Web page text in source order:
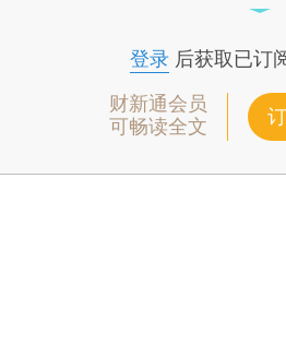
登录后获取已订
财新通会员
可畅读全文